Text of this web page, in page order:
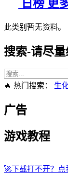
日榜 更
此类别暂无资料。
搜索-请尽量
🔥 热门搜索： 生
广告
游戏教程
🚀下载打不开？点